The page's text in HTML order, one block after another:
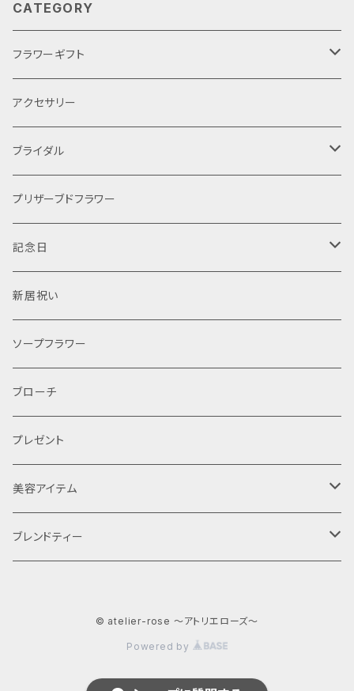
ることもあります） サイズ 〇15ｃｍ×高さ18ｃｍ 簡
CATEGORY
フラワーギフト
母の日
アクセサリー
ブライダル
ケーキ
手作りキット
オーダー
プリザーブドフラワー
ティアラ
レンタル
プリザーブドフラワー
記念日
結婚式
新居祝い
ソープフラワー
ブローチ
プレゼント
美容アイテム
コンセプトティー
ブレンドティー
© atelier-rose ～アトリエローズ～
Powered by